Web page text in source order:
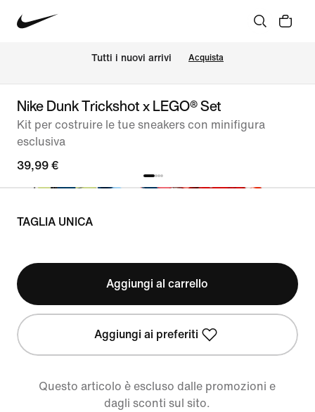
Tutti i nuovi arrivi Acquista
Nike Dunk Trickshot x LEGO® Set
Kit per costruire le tue sneakers con minifigura
esclusiva
39,99 €
TAGLIA UNICA
Aggiungi al carrello
Aggiungi ai preferiti
Questo articolo è escluso dalle promozioni e
dagli sconti sul sito.